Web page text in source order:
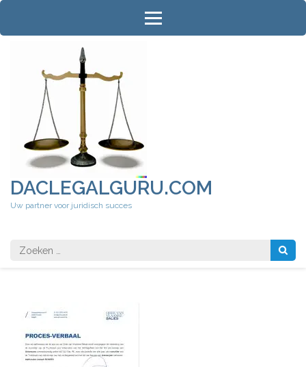
Ga
inhoud
DACLEGALGURU.COM
Uw partner voor juridisch succes
Zoeken
naar: